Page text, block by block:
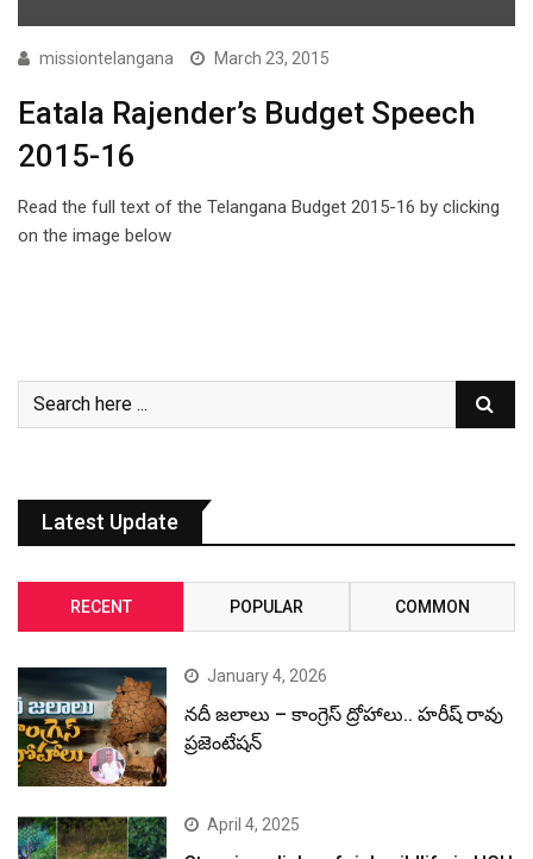
missiontelangana March 23, 2015
Eatala Rajender’s Budget Speech
2015-16
Read the full text of the Telangana Budget 2015-16 by clicking
on the image below
Latest Update
RECENT POPULAR COMMON
January 4, 2026
నదీ జలాలు – కాంగ్రెస్ ద్రోహాలు.. హరీష్ రావు
ప్రజెంటేషన్
April 4, 2025